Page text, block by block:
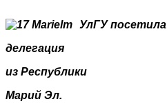
УлГУ посетила
делегация
из Республики
Марий Эл.